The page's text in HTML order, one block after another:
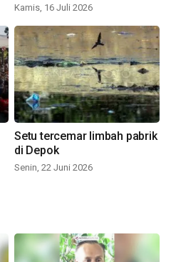
Kamis, 16 Juli 2026
Setu tercemar limbah pabrik
di Depok
Senin, 22 Juni 2026